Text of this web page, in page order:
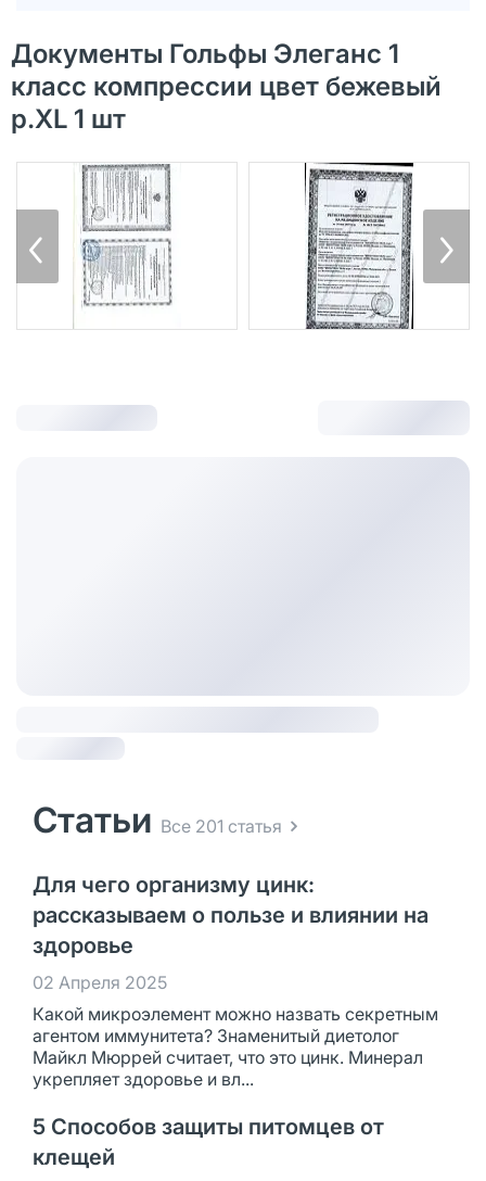
Документы Гольфы Элеганс 1
класс компрессии цвет бежевый
р.XL 1 шт
Статьи Все 201 статья
Для чего организму цинк:
рассказываем о пользе и влиянии на
здоровье
02 Апреля 2025
Какой микроэлемент можно назвать секретным
агентом иммунитета? Знаменитый диетолог
Майкл Мюррей считает, что это цинк. Минерал
укрепляет здоровье и вл...
5 Способов защиты питомцев от
клещей